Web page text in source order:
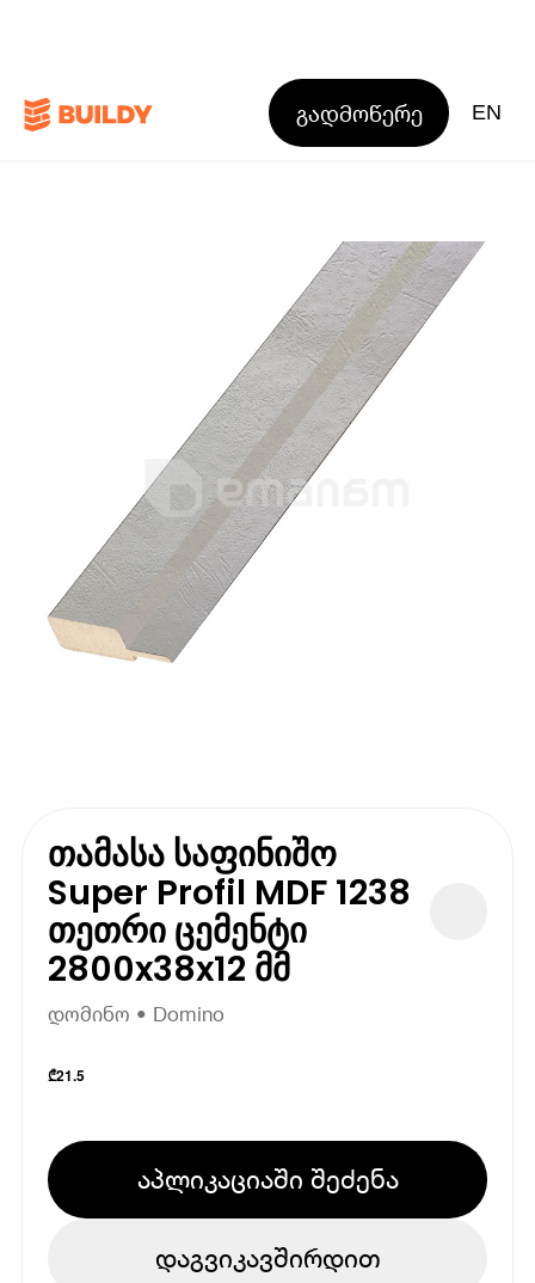
გადმოწერე EN
თამასა საფინიშო
Super Profil MDF 1238
თეთრი ცემენტი
2800x38x12 მმ
დომინო • Domino
₾21.5
აპლიკაციაში შეძენა
დაგვიკავშირდით